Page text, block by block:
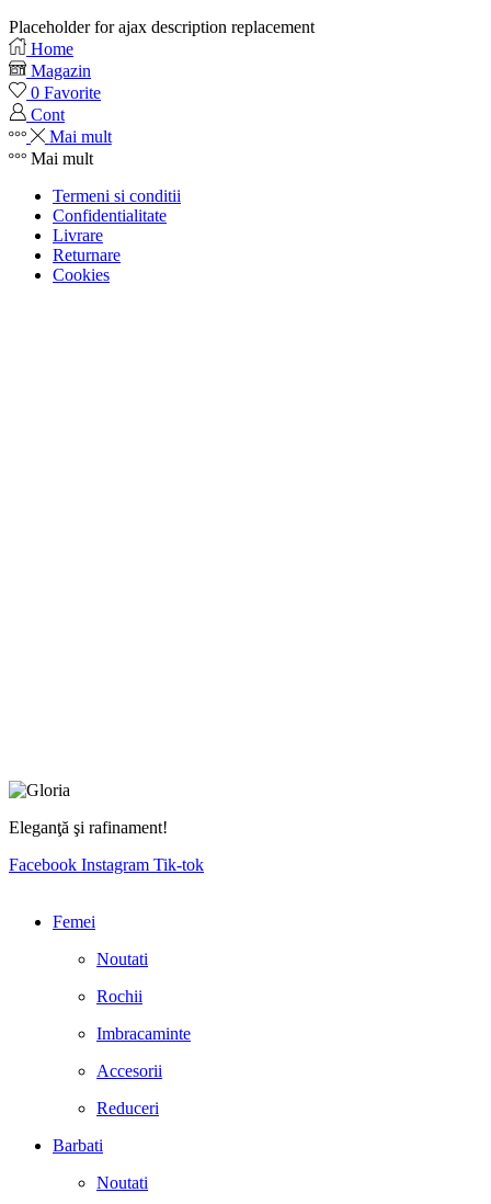
Placeholder for ajax description replacement
Home
Magazin
0 Favorite
Cont
Mai mult
Mai mult
Termeni si conditii
Confidentialitate
Livrare
Returnare
Cookies
Eleganţă şi rafinament!
Facebook Instagram Tik-tok
Femei
Noutati
Rochii
Imbracaminte
Accesorii
Reduceri
Barbati
Noutati